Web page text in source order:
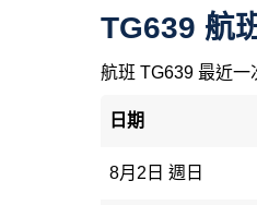
TG639 航
航班 TG639 最近一
日期
8月2日 週日